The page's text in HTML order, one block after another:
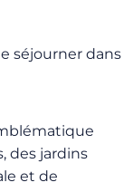
séjourner dans
des jardins
et de